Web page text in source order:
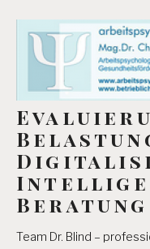
content
Team Dr. Blind –